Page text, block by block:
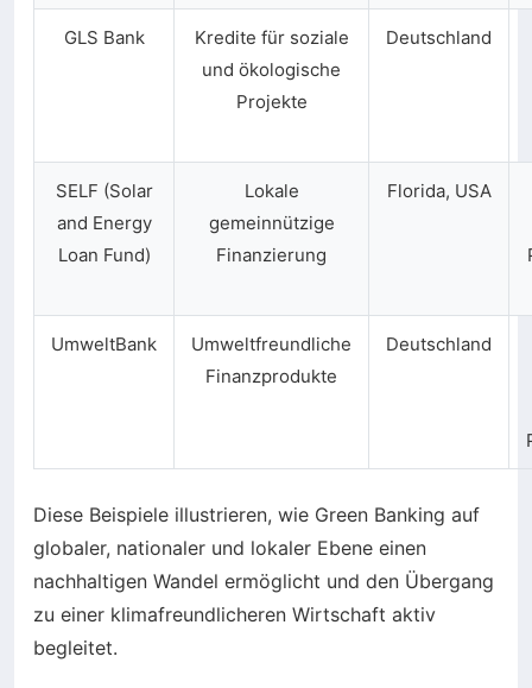
GLS Bank
Kredite für soziale
und ökologische
Projekte
Deutschland
SELF (Solar
and Energy
Loan Fund)
Lokale
gemeinnützige
Finanzierung
Florida, USA
UmweltBank
Umweltfreundliche
Finanzprodukte
Deutschland
Diese Beispiele illustrieren, wie Green Banking auf
globaler, nationaler und lokaler Ebene einen
nachhaltigen Wandel ermöglicht und den Übergang
zu einer klimafreundlicheren Wirtschaft aktiv
begleitet.